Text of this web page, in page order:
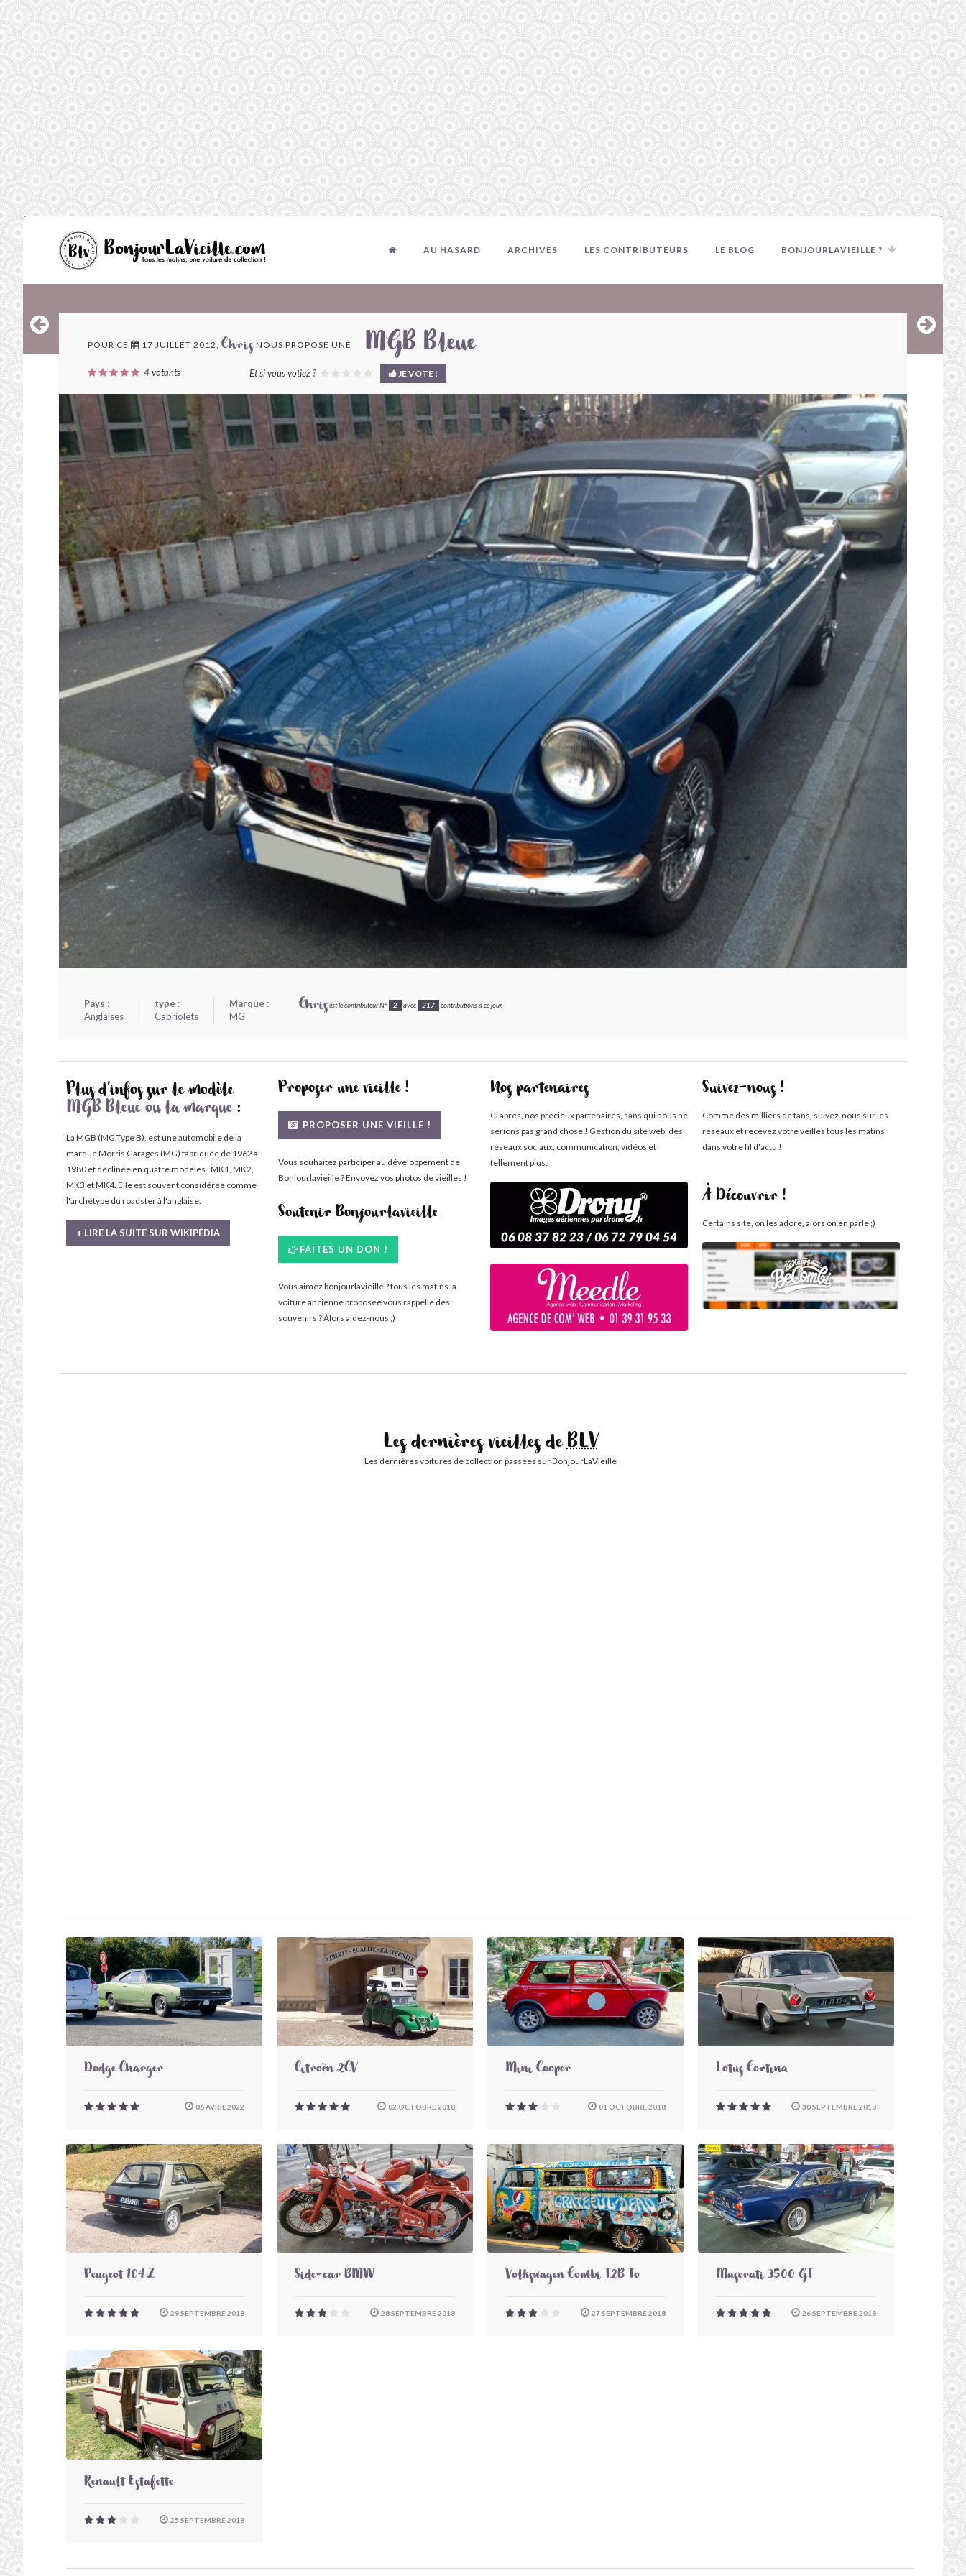
AU HASARD ARCHIVES LES CONTRIBUTEURS LE BLOG BONJOURLAVIEILLE ?
POUR CE 17 JUILLET 2012,Chris NOUS PROPOSE UNE MGB Bleue
4votants Et si vous votiez ? JE VOTE !
Pays :
Anglaises
type :
Cabriolets
Marque :
MG
Chrisest le contributeur N° 2 avec 217 contributions à ce jour.
Plus d'infos sur le modèle
MGB Bleue ou la marque:
La MGB (MG Type B), est une automobile de la
marque Morris Garages (MG) fabriquée de 1962 à
1980 et déclinée en quatre modèles : MK1, MK2,
MK3 et MK4. Elle est souvent considérée comme
l'archétype du roadster à l'anglaise.
+ LIRE LA SUITE SUR WIKIPÉDIA
Proposer une vieille !
PROPOSER UNE VIEILLE !
Vous souhaitez participer au développement de
Bonjourlavieille ? Envoyez vos photos de vieilles !
Soutenir Bonjourlavieille
FAITES UN DON !
Vous aimez bonjourlavieille ? tous les matins la
voiture ancienne proposée vous rappelle des
souvenirs ? Alors aidez-nous ;)
Nos partenaires
Ci après, nos précieux partenaires, sans qui nous ne
serions pas grand chose ! Gestion du site web, des
réseaux sociaux, communication, vidéos et
tellement plus.
Suivez-nous !
Comme des milliers de fans, suivez-nous sur les
réseaux et recevez votre veilles tous les matins
dans votre fil d'actu !
À Découvrir !
Certains site, on les adore, alors on en parle ;)
Les dernières vieilles deBLV
Les dernières voitures de collection passées sur BonjourLaVieille
Dodge Charger
06 AVRIL 2022
Citroën 2CV
02 OCTOBRE 2018
Mini Cooper
01 OCTOBRE 2018
Lotus Cortina
30 SEPTEMBRE 2018
Peugeot 104 Z
29 SEPTEMBRE 2018
Side-car BMW
28 SEPTEMBRE 2018
Volkswagen Combi T2B To
27 SEPTEMBRE 2018
Maserati 3500 GT
26 SEPTEMBRE 2018
Renault Estafette
25 SEPTEMBRE 2018